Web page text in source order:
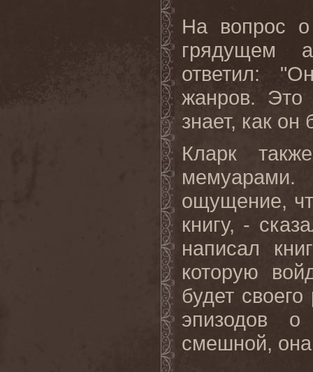
На вопрос о
грядущем
ответил:
жанров. Это
знает, как он
Кларк
ощущение,
книгу, -
написал
которую
будет
эпизодов
смешной, она